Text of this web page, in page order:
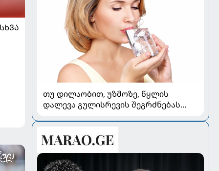
თუ დილაობით, უზმოზე, წყლის
დალევა გულისრევის შეგრძნებას